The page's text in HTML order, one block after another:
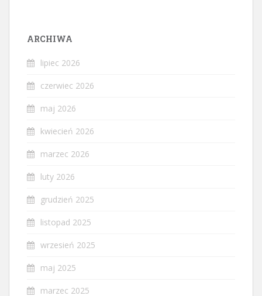
ARCHIWA
lipiec 2026
czerwiec 2026
maj 2026
kwiecień 2026
marzec 2026
luty 2026
grudzień 2025
listopad 2025
wrzesień 2025
maj 2025
marzec 2025